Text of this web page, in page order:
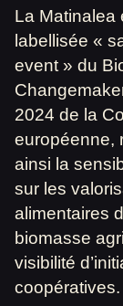
La Matinalea
labellisée «
event » du
2024 de la
européenne,
ainsi la
sur les
alimentaires
biomasse
visibilité
coopératives.